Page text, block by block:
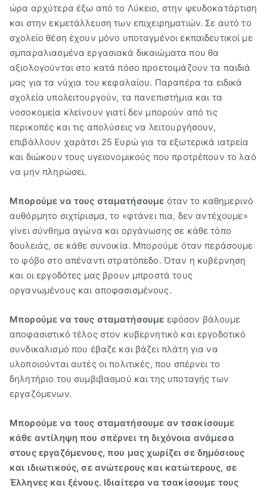
ώρα αρχύτερα έξω από το Λύκειο, στην ψευδοκατάρτιση
και στην εκμετάλλευση των επιχειρηματιών. Σε αυτό το
σχολείο θέση έχουν μόνο υποταγμένοι εκπαιδευτικοί με
σμπαραλιασμένα εργασιακά δικαιώματα που θα
αξιολογούνται στο κατά πόσο προετοιμάζουν τα παιδιά
μας για τα νύχια του κεφαλαίου. Παραπέρα τα ειδικά
σχολεία υπολειτουργούν, τα πανεπιστήμια και τα
νοσοκομεία κλείνουν γιατί δεν μπορούν από τις
περικοπές και τις απολύσεις να λειτουργήσουν,
επιβάλλουν χαράτσι 25 Ευρώ για τα εξωτερικά ιατρεία
και διώκουν τους υγειονομικούς που προτρέπουν το λαό
να μην πληρώσει.
Μπορούμε να τους σταματήσουμε όταν το καθημερινό
αυθόρμητο σιχτίρισμα, το «φτάνει πια, δεν αντέχουμε»
γίνει σύνθημα αγώνα και οργάνωσης σε κάθε τόπο
δουλειάς, σε κάθε συνοικία. Μπορούμε όταν περάσουμε
το φόβο στο απέναντι στρατόπεδο. Όταν η κυβέρνηση
και οι εργοδότες μας βρουν μπροστά τους
οργανωμένους και αποφασισμένους.
Μπορούμε να τους σταματήσουμε εφόσον βάλουμε
αποφασιστικό τέλος στον κυβερνητικό και εργοδοτικό
συνδικαλισμό που έβαζε και βάζει πλάτη για να
υλοποιούνται αυτές οι πολιτικές, που σπέρνει το
δηλητήριο του συμβιβασμού και της υποταγής των
εργαζόμενων.
Μπορούμε να τους σταματήσουμε αν τσακίσουμε
κάθε αντίληψη που σπέρνει τη διχόνοια ανάμεσα
στους εργαζόμενους, που μας χωρίζει σε δημόσιους
και ιδιωτικούς, σε ανώτερους και κατώτερους, σε
Έλληνες και ξένους. Ιδιαίτερα να τσακίσουμε τους